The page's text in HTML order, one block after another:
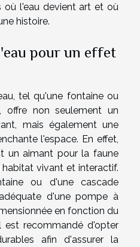
où l'eau devient art et où
histoire.
pour un effet
tel qu'une fontaine ou
, offre non seulement un
mais également une
l'espace. En effet,
un aimant pour la faune
habitat vivant et interactif.
ou d'une cascade
d'unepompe à
en fonction du
est recommandé d'opter
afin d'assurer la